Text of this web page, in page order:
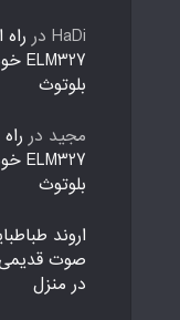
HaDi در
بلوتوث
مجید در
بلوتوث
اروند
در منزل